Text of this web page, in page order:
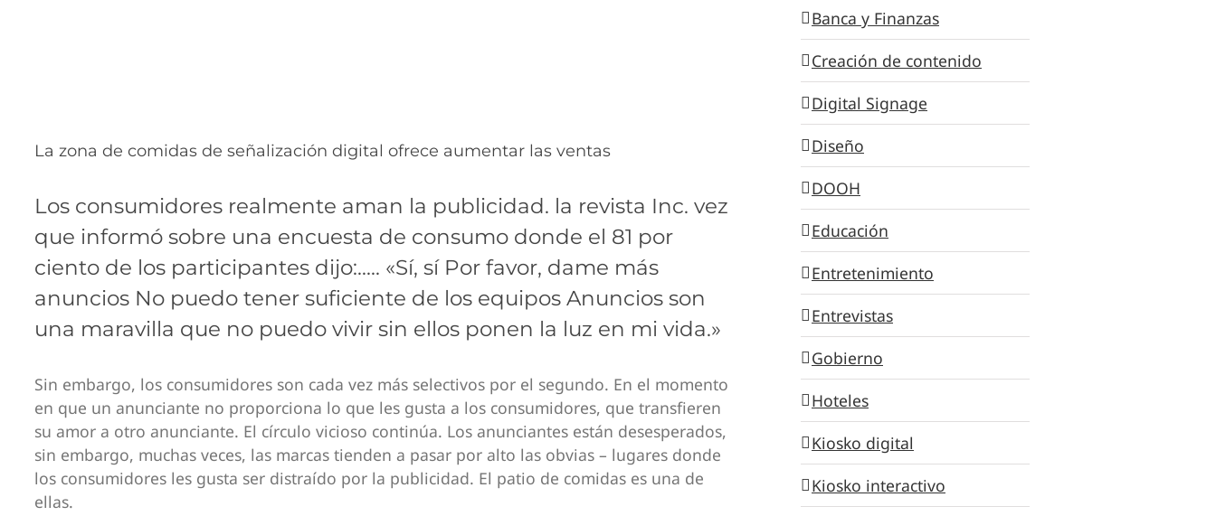
La zona de comidas de señalización digital ofrece aumentar las ventas
Los consumidores realmente aman la publicidad. la revista Inc. vez
que informó sobre una encuesta de consumo donde el 81 por
ciento de los participantes dijo:….. «Sí, sí Por favor, dame más
anuncios No puedo tener suficiente de los equipos Anuncios son
una maravilla que no puedo vivir sin ellos ponen la luz en mi vida.»
Sin embargo, los consumidores son cada vez más selectivos por el segundo. En el momento
en que un anunciante no proporciona lo que les gusta a los consumidores, que transfieren
su amor a otro anunciante. El círculo vicioso continúa. Los anunciantes están desesperados,
sin embargo, muchas veces, las marcas tienden a pasar por alto las obvias – lugares donde
los consumidores les gusta ser distraído por la publicidad. El patio de comidas es una de
ellas.
Banca y Finanzas
Creación de contenido
Digital Signage
Diseño
DOOH
Educación
Entretenimiento
Entrevistas
Gobierno
Hoteles
Kiosko digital
Kiosko interactivo